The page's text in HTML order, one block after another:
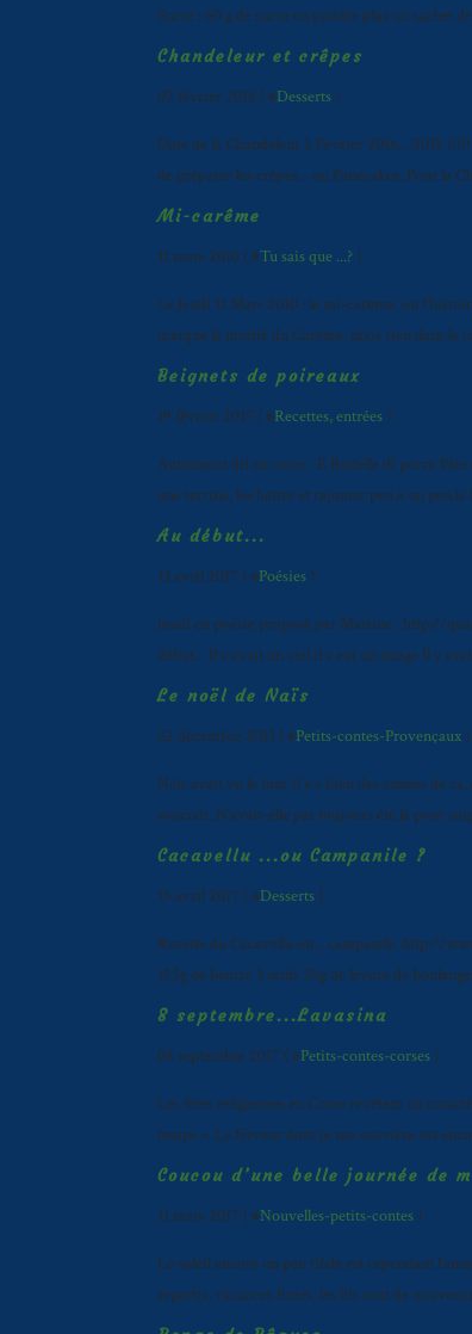
Sucre : 60 g de sucre en poudre plus un sachet
Chandeleur et crêpes
02 février 2018 ( #Desserts )
Date de la Chandeleur 2 Février 2016....2018
de préparer les crêpes... ou Panecakes. Pour la
Mi-carême
11 mars 2010 ( #Tu sais que ...? )
Le Jeudi 11 Mars 2010 : la mi-carême, ou
marque la moitié du Carême, mais rien dans le
Beignets de poireaux
19 février 2017 ( #Recettes, entrées )
Autrement dit en corse : E Bastelle di porru
une terrine, les battre et rajouter peu à un peu
Au début...
13 avril 2017 ( #Poésies )
Jeudi en poésie proposé par Martine : http://
début... Il y avait un ciel il y eut un nuage Il y
Le noël de Naïs
22 décembre 2013 ( #Petits-contes-Provençaux )
Naïs avait vu le jour il y a bien des années de
souciait. N’avait-elle pas toujours été là pour
Cacavellu ...ou Campanile ?
15 avril 2017 ( #Desserts )
Recette du Cacavellu ou... campanile, http://
125g de beurre 3 œufs 20g de levure de
8 septembre...Lavasina
08 septembre 2017 ( #Petits-contes-corses )
Les fêtes religieuses en Corse revêtent un
temps ». La ferveur dont je me souviens est
Coucou d’une belle journée de
11 mars 2017 ( #Nouvelles-petits-contes )
Le soleil encore un peu tiède est cependant
repartis, vacances finies, les lits sont de